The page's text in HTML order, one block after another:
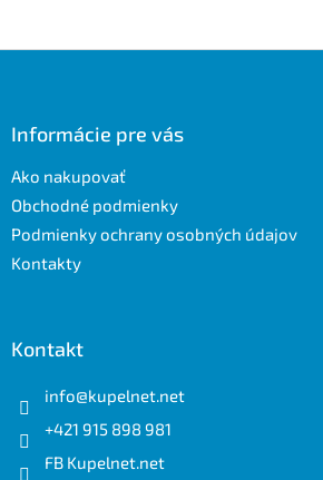
Informácie pre vás
Ako nakupovať
Obchodné podmienky
Podmienky ochrany osobných údajov
Kontakty
Kontakt
info@kupelnet.net
+421 915 898 981
FB Kupelnet.net